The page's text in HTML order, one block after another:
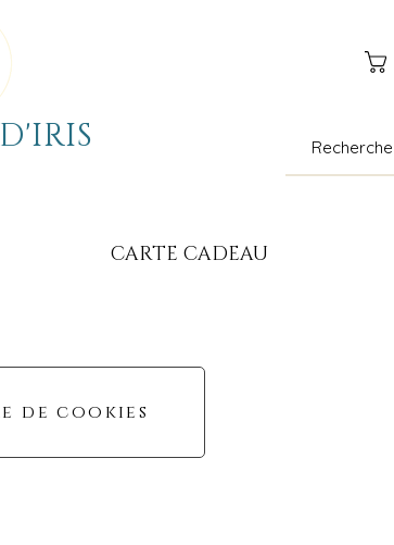
de cookies
CARTE CADEAU